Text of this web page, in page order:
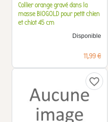
Collier orange gravé dans la
masse BIOGOLD pour petit chien
et chiot 45 cm
Disponible
Prix
11,99 €
favorite_border